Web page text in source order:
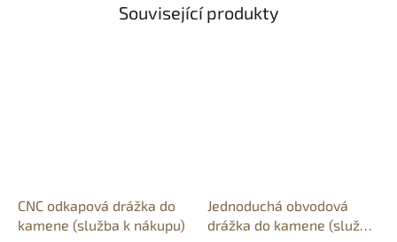
Související produkty
CNC odkapová drážka do
kamene (služba k nákupu)
Jednoduchá obvodová
drážka do kamene (služba